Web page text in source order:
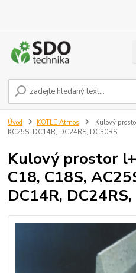
Úvod KOTLE Atmos
Kulový
KC25S, DC14R, DC24RS, DC30RS
Kulový prostor
C18, C18S,
DC14R,